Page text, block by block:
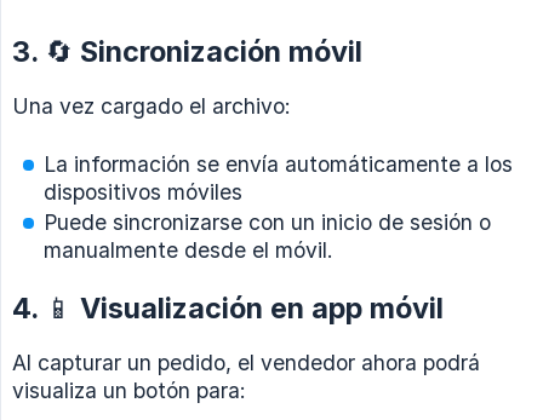
3. 🔄 Sincronización móvil
Una vez cargado el archivo:
La información se envía automáticamente a los
dispositivos móviles
Puede sincronizarse con un inicio de sesión o
manualmente desde el móvil.
4. 📱 Visualización en app móvil
Al capturar un pedido, el vendedor ahora podrá
visualiza un botón para: